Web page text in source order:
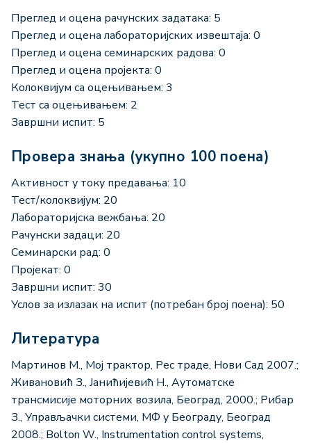
Преглед и оцена рачунских задатака: 5
Преглед и оцена лабораторијских извештаја: 0
Преглед и оцена семинарских радова: 0
Преглед и оцена пројекта: 0
Колоквијум са оцењивањем: 3
Тест са оцењивањем: 2
Завршни испит: 5
Провера знања (укупно 100 поена)
Активност у току предавања: 10
Тест/колоквијум: 20
Лабораторијска вежбања: 20
Рачунски задаци: 20
Семинарски рад: 0
Пројекат: 0
Завршни испит: 30
Услов за излазак на испит (потребан број поена): 50
Литература
Мартинов М., Мој трактор, Рес траде, Нови Сад 2007.;
Живановић З., Јанићијевић Н., Аутоматске
трансмисије моторних возила, Београд, 2000.; Рибар
З., Управљачки системи, МФ у Београду, Београд
2008.; Bolton W., Instrumentation control systems,